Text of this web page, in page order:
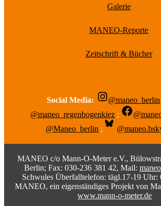
Galerie
MANEO-Reporte
Zeitschrift & Bücher
Social Media: @maneo_berlin
@maneo_regenbogenkiez ;
@Maneo_berlin ;
MANEO c/o Mann-O-Meter e.V.,
Berlin; Fax: 030-236 381 42, Mail:
Schwules Überfalltelefon: tägl.17-19 Uhr:
MANEO, ein eigenständiges Projekt von
www.mann-o-meter.de